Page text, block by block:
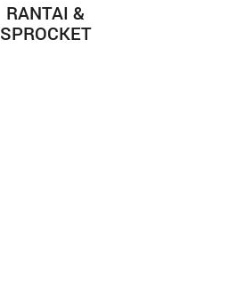
RANTAI &
SPROCKET